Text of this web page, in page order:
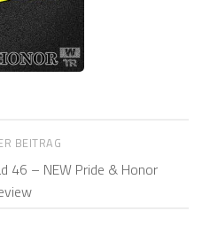
BEITRAG
46 – NEW Pride & Honor